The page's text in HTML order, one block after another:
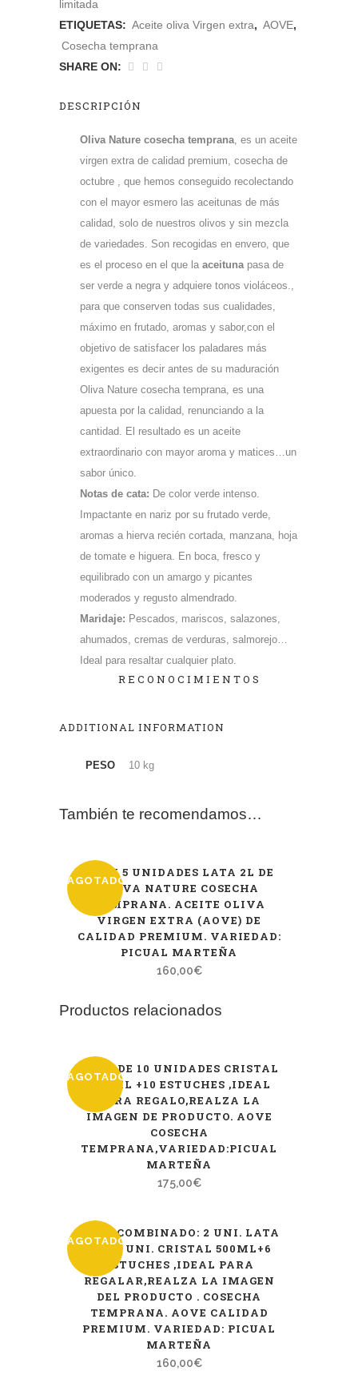
limitada
ETIQUETAS: Aceite oliva Virgen extra, AOVE,
Cosecha temprana
SHARE ON:
DESCRIPCIÓN
Oliva Nature cosecha temprana, es un aceite
virgen extra de calidad premium, cosecha de
octubre , que hemos conseguido recolectando
con el mayor esmero las aceitunas de más
calidad, solo de nuestros olivos y sin mezcla
de variedades. Son recogidas en envero, que
es el proceso en el que la aceitunapasa de
ser verde a negra y adquiere tonos violáceos.,
para que conserven todas sus cualidades,
máximo en frutado, aromas y sabor,con el
objetivo de satisfacer los paladares más
exigentes es decir antes de su maduración
Oliva Nature cosecha temprana, es una
apuesta por la calidad, renunciando a la
cantidad. El resultado es un aceite
extraordinario con mayor aroma y matices…un
sabor único.
Notas de cata: De color verde intenso.
Impactante en nariz por su frutado verde,
aromas a hierva recién cortada, manzana, hoja
de tomate e higuera. En boca, fresco y
equilibrado con un amargo y picantes
moderados y regusto almendrado.
Maridaje: Pescados, mariscos, salazones,
ahumados, cremas de verduras, salmorejo…
Ideal para resaltar cualquier plato.
RECONOCIMIENTOS
ADDITIONAL INFORMATION
PESO 10 kg
También te recomendamos…
AGOTADO
PACK 5 UNIDADES LATA 2L DE
OLIVA NATURE COSECHA
TEMPRANA. ACEITE OLIVA
VIRGEN EXTRA (AOVE) DE
CALIDAD PREMIUM. VARIEDAD:
PICUAL MARTEÑA
160,00€
Productos relacionados
AGOTADO
PACK DE 10 UNIDADES CRISTAL
500 ML +10 ESTUCHES ,IDEAL
PARA REGALO,REALZA LA
IMAGEN DE PRODUCTO. AOVE
COSECHA
TEMPRANA,VARIEDAD:PICUAL
MARTEÑA
175,00€
AGOTADO
PACK COMBINADO: 2 UNI. LATA
2L + 6 UNI. CRISTAL 500ML+6
ESTUCHES ,IDEAL PARA
REGALAR,REALZA LA IMAGEN
DEL PRODUCTO . COSECHA
TEMPRANA. AOVE CALIDAD
PREMIUM. VARIEDAD: PICUAL
MARTEÑA
160,00€